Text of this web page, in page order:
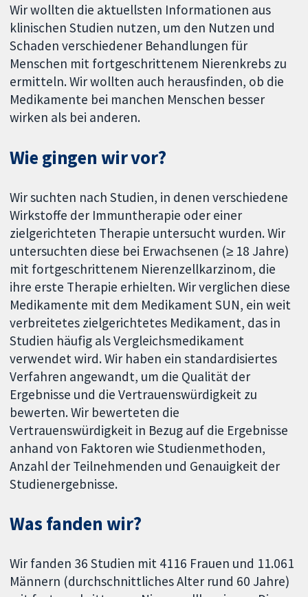
Wir wollten die aktuellsten Informationen aus
klinischen Studien nutzen, um den Nutzen und
Schaden verschiedener Behandlungen für
Menschen mit fortgeschrittenem Nierenkrebs zu
ermitteln. Wir wollten auch herausfinden, ob die
Medikamente bei manchen Menschen besser
wirken als bei anderen.
Wie gingen wir vor?
Wir suchten nach Studien, in denen verschiedene
Wirkstoffe der Immuntherapie oder einer
zielgerichteten Therapie untersucht wurden. Wir
untersuchten diese bei Erwachsenen (≥ 18 Jahre)
mit fortgeschrittenem Nierenzellkarzinom, die
ihre erste Therapie erhielten. Wir verglichen diese
Medikamente mit dem Medikament SUN, ein weit
verbreitetes zielgerichtetes Medikament, das in
Studien häufig als Vergleichsmedikament
verwendet wird. Wir haben ein standardisiertes
Verfahren angewandt, um die Qualität der
Ergebnisse und die Vertrauenswürdigkeit zu
bewerten. Wir bewerteten die
Vertrauenswürdigkeit in Bezug auf die Ergebnisse
anhand von Faktoren wie Studienmethoden,
Anzahl der Teilnehmenden und Genauigkeit der
Studienergebnisse.
Was fanden wir?
Wir fanden 36 Studien mit 4116 Frauen und 11.061
Männern (durchschnittliches Alter rund 60 Jahre)